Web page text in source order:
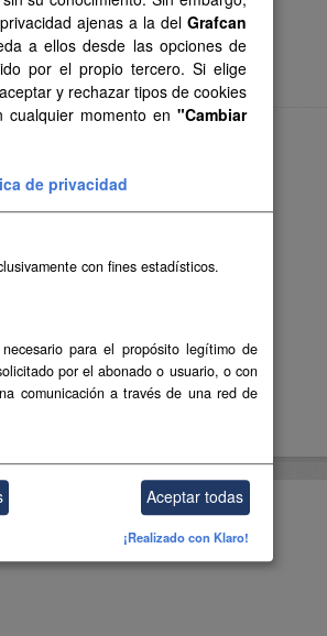
Licencias:
(2004-2006)
ajenas a la del Grafcan
a ellos desde las opciones de
por el propio tercero. Si elige
y rechazar tipos de cookies
momento en "Cambiar
de privacidad
con fines estadísticos.
para el propósito legítimo de
por el abonado o usuario, o con
comunicación a través de una red de
Aceptar todas
¡Realizado con Klaro!